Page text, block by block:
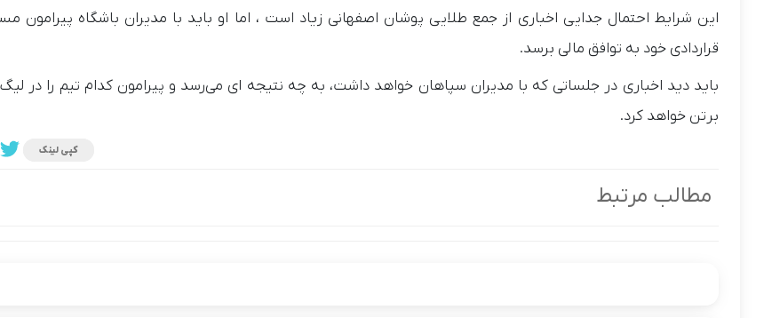
این شرایط احتمال جدایی اخباری از جمع طلایی پوشان اصفهانی زیاد است ، اما او باید با مدیران باشگاه پیرامون
قراردادی خود به توافق مالی برسد.
باید دید اخباری در جلساتی که با مدیران سپاهان خواهد داشت، به چه نتیجه ای می‌رسد و پیرامون کدام تیم را در
برتن خواهد کرد.
کپی لینک
مطالب مرتبط